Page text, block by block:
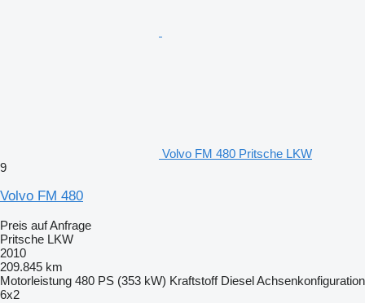
Volvo FM 480 Pritsche LKW
9
Volvo FM 480
Preis auf Anfrage
Pritsche LKW
2010
209.845 km
Motorleistung 480 PS (353 kW) Kraftstoff DieselAchsenkonfiguration
6x2